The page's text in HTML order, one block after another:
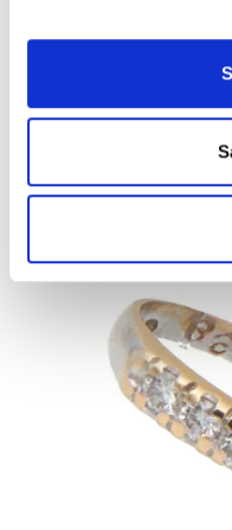
Johtava huuto:honeybee
11.8.2026 19:02:30